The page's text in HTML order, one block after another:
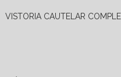
VISTORIA CAUTELAR